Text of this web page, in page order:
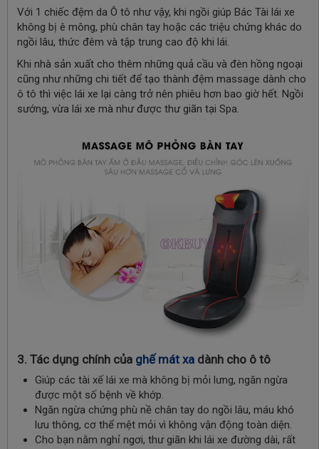
Với 1 chiếc đệm da Ô tô như vậy, khi ngồi giúp Bác Tài lái xe
không bị ê mông, phù chân tay hoặc các triệu chứng khác do
ngồi lâu, thức đêm và tập trung cao độ khi lái.
Khi nhà sản xuất cho thêm những quả cầu và đèn hồng ngoại
cũng như những chi tiết để tạo thành đệm massage dành cho
ô tô thì việc lái xe lại càng trở nên phiêu hơn bao giờ hết. Ngồi
sướng, vừa lái xe mà như được thư giãn tại Spa.
3. Tác dụng chính của ghế mát xa dành cho ô tô
Giúp các tài xế lái xe mà không bị mỏi lưng, ngăn ngừa
được một số bệnh về khớp.
Ngăn ngừa chứng phù nề chân tay do ngồi lâu, máu khó
lưu thông, cơ thể mệt mỏi vì không vận động toàn diện.
Cho bạn nằm nghỉ ngơi, thư giãn khi lái xe đường dài, rất